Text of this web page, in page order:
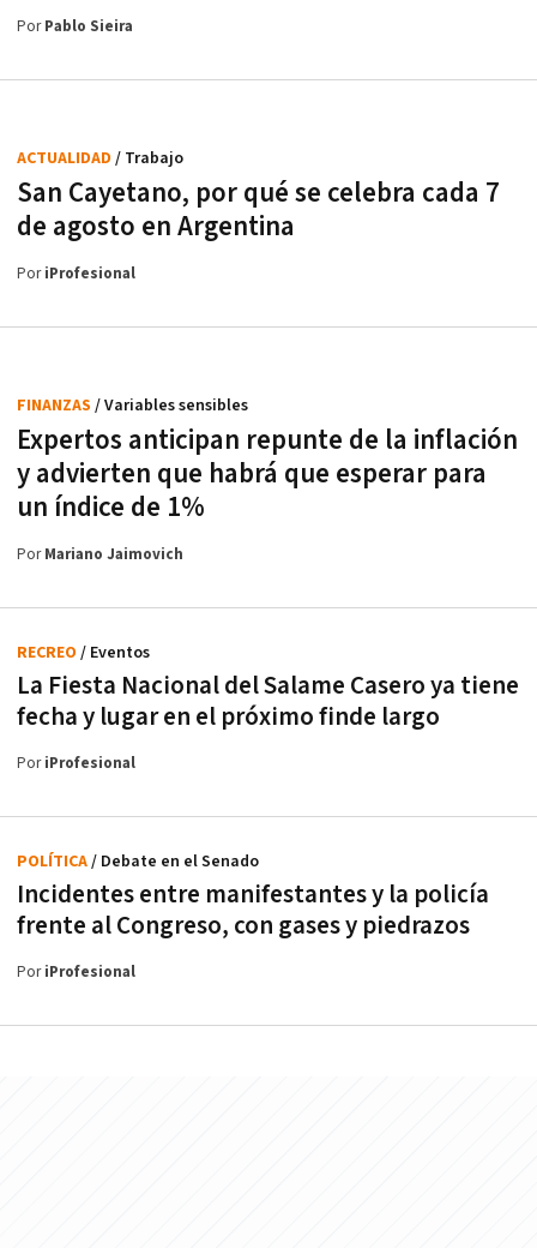
PorPablo Sieira
San Cayetano, por qué se celebra cada 7
de agosto en Argentina
ACTUALIDAD / Trabajo
PoriProfesional
Expertos anticipan repunte de la inflación
y advierten que habrá que esperar para
un índice de 1%
FINANZAS / Variables sensibles
PorMariano Jaimovich
La Fiesta Nacional del Salame Casero ya tiene
fecha y lugar en el próximo finde largo
RECREO / Eventos
PoriProfesional
Incidentes entre manifestantes y la policía
frente al Congreso, con gases y piedrazos
POLÍTICA/ Debate en el Senado
PoriProfesional